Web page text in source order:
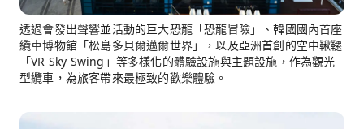
透過會發出聲響並活動的巨大恐龍「恐龍冒險」、韓國國內首座
纜車博物館「松島多貝爾邁爾世界」，以及亞洲首創的空中鞦韆
「VR Sky Swing」等多樣化的體驗設施與主題設施，作為觀光
型纜車，為旅客帶來最極致的歡樂體驗。